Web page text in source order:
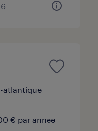
atlantique
€ par année